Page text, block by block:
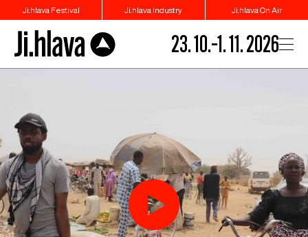
Ji.hlava Festival Ji.hlava Industry Ji.hlava On Air
23. 10.–1. 11. 2026